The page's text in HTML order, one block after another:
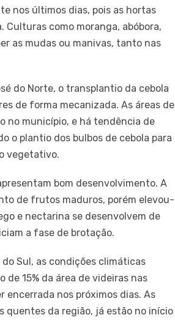
nos últimos dias, pois as hortas
como moranga, abóbora,
as mudas ou manivas, tanto nas
do Norte, o transplantio da cebola
de forma mecanizada. As áreas de
no município, e há tendência de
o plantio dos bulbos de cebola para
vegetativo.
bom desenvolvimento. A
de frutos maduros, porém elevou-
e nectarina se desenvolvem de
a fase de brotação.
Sul, as condições climáticas
15% da área de videiras nas
encerrada nos próximos dias. As
quentes da região, já estão no início